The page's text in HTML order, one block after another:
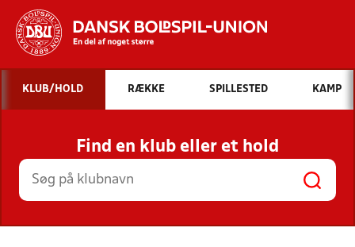
Hvad vil du søge efter?
INDHOLD OG NYHEDER
STILLINGER, RESULTATER, KLUBBER OG
HOLD
KLUB/HOLD RÆKKE SPILLESTED KAMP
Find en klub eller et hold